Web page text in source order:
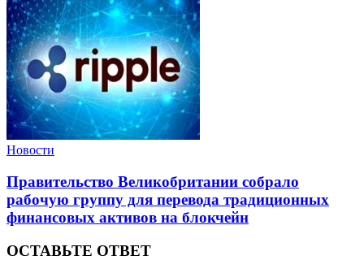
Новости
Правительство Великобритании собрало
рабочую группу для перевода традиционных
финансовых активов на блокчейн
ОСТАВЬТЕ ОТВЕТ